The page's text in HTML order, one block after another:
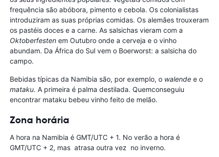
frequência são abóbora, pimento e cebola. Os colonialistas
introduziram as suas próprias comidas. Os alemães trouxeram
os pastéis doces e a carne. As salsichas vieram com a
Oktoberfesten em Outubro onde a cerveja e o vinho
abundam. Da África do Sul vem o Boerworst: a salsicha do
campo.
Bebidas típicas da Namibia são, por exemplo, o walende e o
mataku. A primeira é palma destilada. Quemconseguiu
encontrar mataku bebeu vinho feito de melão.
Zona horária
A hora na Namibia é GMT/UTC + 1. No verão a hora é
GMT/UTC + 2, mas atrasa outra vez no inverno.